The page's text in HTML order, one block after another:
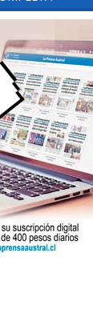
de la Evaluación
en Red
al
reporte fue la
Explícitas
obligatoria a
90 problemas de
claros de
se mantuvo
de 92,7% en
para desplomarse
locales